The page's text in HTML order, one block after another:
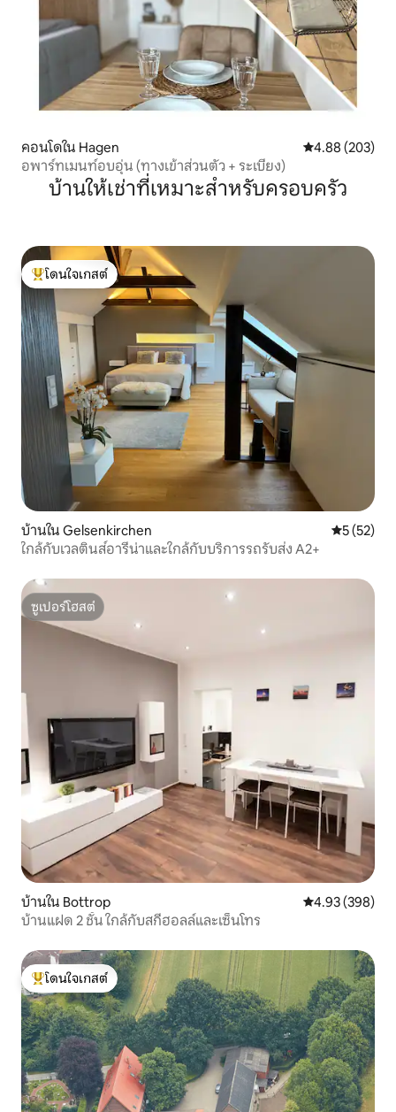
คอนโดใน Hagen คะแนนเฉลี่ย
4.88 (203)
อพาร์ทเมนท์อบอุ่น (ทางเข้าส่วนตัว + ระเบียง)
บ้านให้เช่าที่เหมาะสำหรับครอบครัว
โดนใจเกสต์ที่สุด
โดนใจเกสต์
บ้านใน Gelsenkirchen คะแนนเฉลี่
5 (52)
ใกล้กับเวลตินส์อารีน่าและใกล้กับบริการรถรับส่ง A2+
ซูเปอร์โฮสต์
ซูเปอร์โฮสต์
บ้านใน Bottrop คะแนนเฉลี่ย
4.93 (398)
บ้านแฝด 2 ชั้น ใกล้กับสกีฮอลล์และเซ็นโทร
โดนใจเกสต์ที่สุด
โดนใจเกสต์